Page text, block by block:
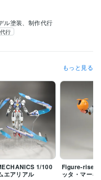
ル塗装、制作代行
行
もっと見る
1/100
エアリアル
Figure-
ッタ・マーキ